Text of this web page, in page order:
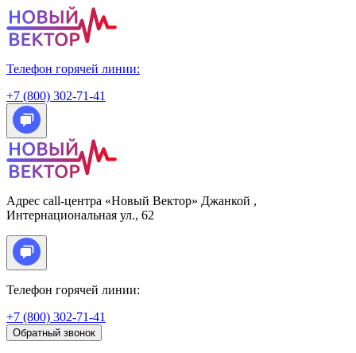
Телефон горячей линии:
+7 (800) 302-71-41
Адрес call-центра «Новый Вектор» Джанкой ,
Интернациональная ул., 62
Телефон горячей линии:
+7 (800) 302-71-41
Обратный звонок